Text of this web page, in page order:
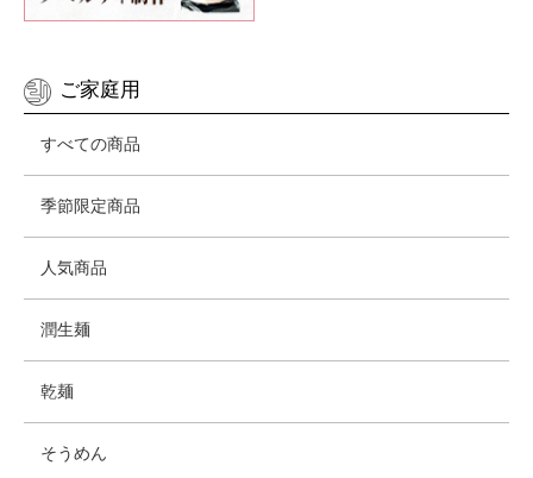
ご家庭用
すべての商品
季節限定商品
人気商品
潤生麺
乾麺
そうめん